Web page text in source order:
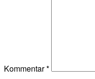
Kommentar*